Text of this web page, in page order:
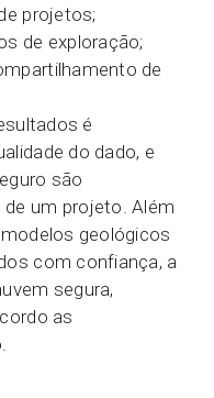
projetos;
de exploração;
de
é
do dado, e
são
um projeto. Além
geológicos
com confiança, a
segura,
as